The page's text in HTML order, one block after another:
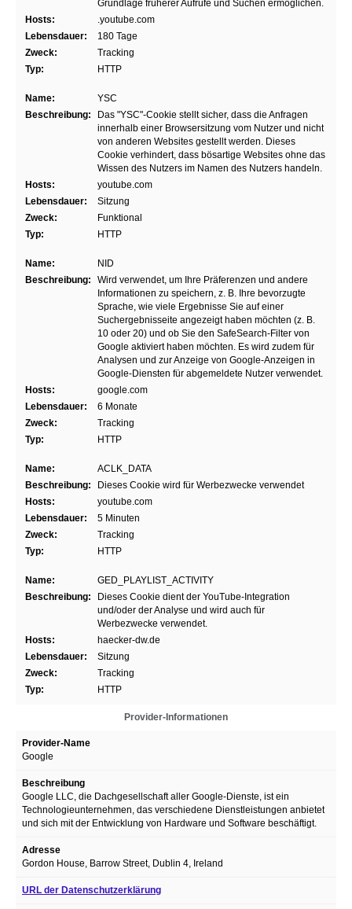
Grundlage früherer Aufrufe und Suchen ermöglichen.
Hosts:
.youtube.com
Lebensdauer:
180 Tage
Zweck:
Tracking
Typ:
HTTP
Name:
YSC
Beschreibung:
Das "YSC"-Cookie stellt sicher, dass die Anfragen
innerhalb einer Browsersitzung vom Nutzer und nicht
von anderen Websites gestellt werden. Dieses
Cookie verhindert, dass bösartige Websites ohne das
Wissen des Nutzers im Namen des Nutzers handeln.
Hosts:
youtube.com
Lebensdauer:
Sitzung
Zweck:
Funktional
Typ:
HTTP
Name:
NID
Beschreibung:
Wird verwendet, um Ihre Präferenzen und andere
Informationen zu speichern, z. B. Ihre bevorzugte
Sprache, wie viele Ergebnisse Sie auf einer
Suchergebnisseite angezeigt haben möchten (z. B.
10 oder 20) und ob Sie den SafeSearch-Filter von
Google aktiviert haben möchten. Es wird zudem für
Analysen und zur Anzeige von Google-Anzeigen in
Google-Diensten für abgemeldete Nutzer verwendet.
Hosts:
google.com
Lebensdauer:
6 Monate
Zweck:
Tracking
Typ:
HTTP
Name:
ACLK_DATA
Beschreibung:
Dieses Cookie wird für Werbezwecke verwendet
Hosts:
youtube.com
Lebensdauer:
5 Minuten
Zweck:
Tracking
Typ:
HTTP
Name:
GED_PLAYLIST_ACTIVITY
Beschreibung:
Dieses Cookie dient der YouTube-Integration
und/oder der Analyse und wird auch für
Werbezwecke verwendet.
Hosts:
haecker-dw.de
Lebensdauer:
Sitzung
Zweck:
Tracking
Typ:
HTTP
Provider-Informationen
Provider-Name
Google
Beschreibung
Google LLC, die Dachgesellschaft aller Google-Dienste, ist ein
Technologieunternehmen, das verschiedene Dienstleistungen anbietet
und sich mit der Entwicklung von Hardware und Software beschäftigt.
Adresse
Gordon House, Barrow Street, Dublin 4, Ireland
URL der Datenschutzerklärung